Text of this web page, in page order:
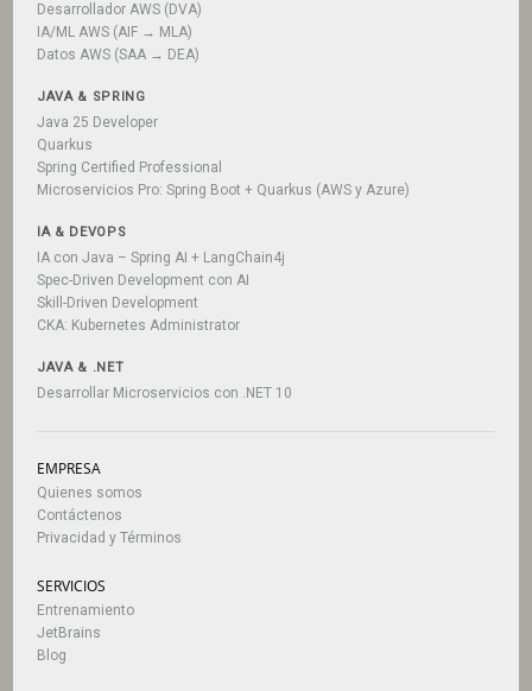
Desarrollador AWS (DVA)
IA/ML AWS (AIF → MLA)
Datos AWS (SAA → DEA)
JAVA & SPRING
Java 25 Developer
Quarkus
Spring Certified Professional
Microservicios Pro: Spring Boot + Quarkus (AWS y Azure)
IA & DEVOPS
IA con Java – Spring AI + LangChain4j
Spec-Driven Development con AI
Skill-Driven Development
CKA: Kubernetes Administrator
JAVA & .NET
Desarrollar Microservicios con .NET 10
EMPRESA
Quienes somos
Contáctenos
Privacidad y Términos
SERVICIOS
Entrenamiento
JetBrains
Blog